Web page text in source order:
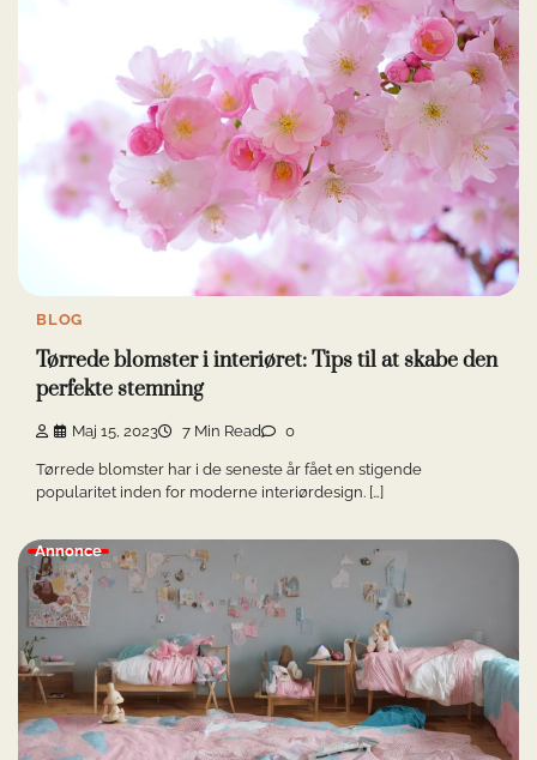
BLOG
Tørrede blomster i interiøret: Tips til at skabe den
perfekte stemning
Maj 15, 2023 7 Min Read 0
Tørrede blomster har i de seneste år fået en stigende
popularitet inden for moderne interiørdesign. […]
Annonce